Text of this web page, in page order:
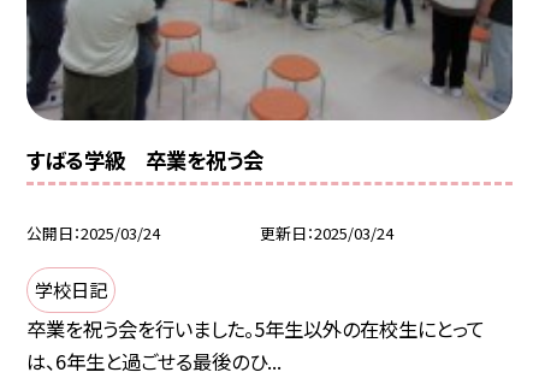
すばる学級 卒業を祝う会
公開日 2025/03/24 更新日 2025/03/24
学校日記
卒業を祝う会を行いました。5年生以外の在校生にとって
は、6年生と過ごせる最後のひ...